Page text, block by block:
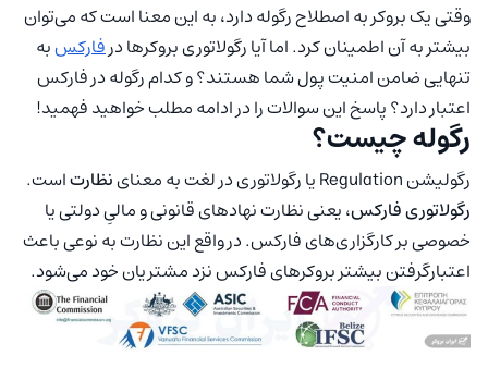
وقتی یک بروکر به اصطلاح رگوله دارد، به این معنا است که می‌توان
بیشتر به آن اطمینان کرد. اما آیا رگولاتوری بروکرها درفارکسبه
تنهایی ضامن امنیت پول شما هستند؟ و کدام رگوله در فارکس
اعتبار دارد؟ پاسخ این سوالات را در ادامه مطلب خواهید فهمید!
رگوله چیست؟
رگولیشن Regulation یا رگولاتوری در لغت به معنای نظارتاست.
رگولاتوری فارکس، یعنی نظارت نهاد‌های قانونی و مالیِ دولتی یا
خصوصی بر کارگزاری‌های فارکس. در واقع این نظارت به نوعی باعث
اعتبارگرفتن بیشتر بروکر‌های فارکس نزد مشتریان خود می‌شود.